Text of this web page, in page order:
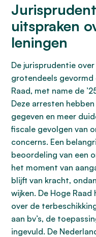
uitspraken
leningen
De jurisprudentie
grotendeels gevormd
Raad, met name de
Deze arresten
gegeven en meer
fiscale gevolgen van
concerns. Een
beoordeling van een
het moment van
blijft van kracht,
wijken. De Hoge
over de
aan bv’s, de
ingevuld. De